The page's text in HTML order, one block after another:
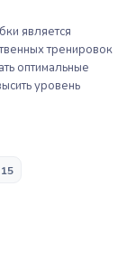
является
тренировок
оптимальные
уровень